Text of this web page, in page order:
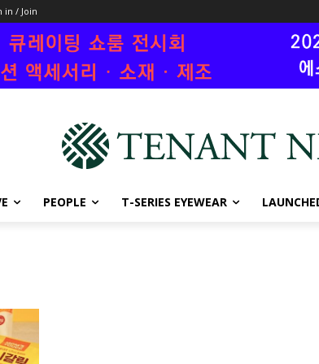
in / Join
PEOPLE T-SERIES EYEWEAR